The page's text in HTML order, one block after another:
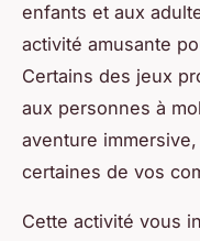
enfants et aux
activité amusante
Certains des jeux
aux personnes à
aventure
certaines de vos
Cette activité vous